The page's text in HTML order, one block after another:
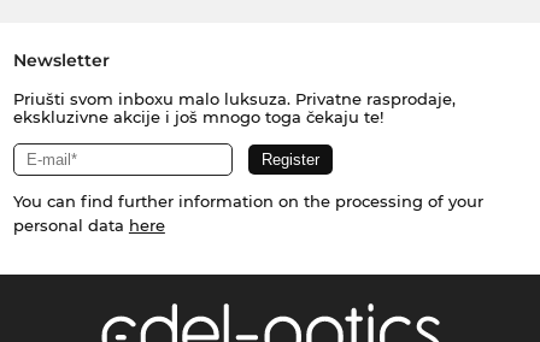
Newsletter
Priušti svom inboxu malo luksuza. Privatne rasprodaje,
ekskluzivne akcije i još mnogo toga čekaju te!
You can find further information on the processing of your
personal data here